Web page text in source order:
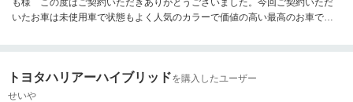
いたお車は未使用車で状態もよく人気のカラーで価値の高い最高のお車で
す。今回初めてのお車とのことですので、不安なことやわからないことは一
します。
トヨタハリアーハイブリッドを購入したユーザー
せいや